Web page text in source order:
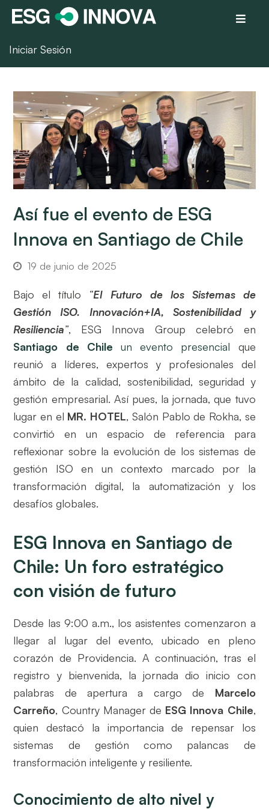
Iniciar Sesión
Así fue el evento de ESG
Innova en Santiago de Chile
19 de junio de 2025
Bajo el título “El Futuro de los Sistemas de
Gestión ISO. Innovación+IA, Sostenibilidad y
Resiliencia”, ESG Innova Group celebró en
Santiago de Chile un evento presencial que
reunió a líderes, expertos y profesionales del
ámbito de la calidad, sostenibilidad, seguridad y
gestión empresarial. Así pues, la jornada, que tuvo
lugar en el MR. HOTEL, Salón Pablo de Rokha, se
convirtió en un espacio de referencia para
reflexionar sobre la evolución de los sistemas de
gestión ISO en un contexto marcado por la
transformación digital, la automatización y los
desafíos globales.
ESG Innova en Santiago de
Chile: Un foro estratégico
con visión de futuro
Desde las 9:00 a.m., los asistentes comenzaron a
llegar al lugar del evento, ubicado en pleno
corazón de Providencia. A continuación, tras el
registro y bienvenida, la jornada dio inicio con
palabras de apertura a cargo de Marcelo
Carreño, Country Manager de ESG Innova Chile,
quien destacó la importancia de repensar los
sistemas de gestión como palancas de
transformación inteligente y resiliente.
Conocimiento de alto nivel y